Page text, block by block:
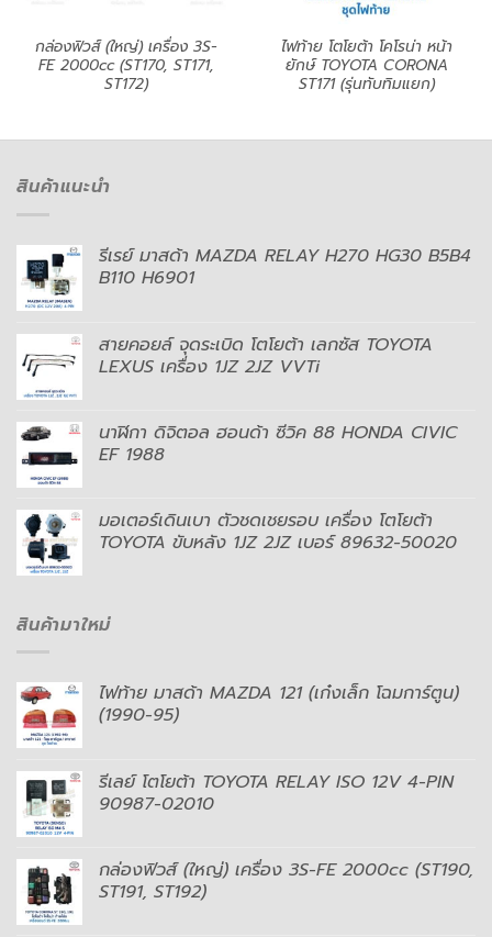
กล่องฟิวส์ (ใหญ่) เครื่อง 3S-
FE 2000cc (ST170, ST171,
ST172)
ไฟท้าย โตโยต้า โคโรน่า หน้า
ยักษ์ TOYOTA CORONA
ST171 (รุ่นทับทิมแยก)
สินค้าแนะนำ
รีเรย์ มาสด้า MAZDA RELAY H270 HG30 B5B4
B110 H6901
สายคอยล์ จุดระเบิด โตโยต้า เลกซัส TOYOTA
LEXUS เครื่อง 1JZ 2JZ VVTi
นาฬิกา ดิจิตอล ฮอนด้า ซีวิค 88 HONDA CIVIC
EF 1988
มอเตอร์เดินเบา ตัวชดเชยรอบ เครื่อง โตโยต้า
TOYOTA ขับหลัง 1JZ 2JZ เบอร์ 89632-50020
สินค้ามาใหม่
ไฟท้าย มาสด้า MAZDA 121 (เก๋งเล็ก โฉมการ์ตูน)
(1990-95)
รีเลย์ โตโยต้า TOYOTA RELAY ISO 12V 4-PIN
90987-02010
กล่องฟิวส์ (ใหญ่) เครื่อง 3S-FE 2000cc (ST190,
ST191, ST192)